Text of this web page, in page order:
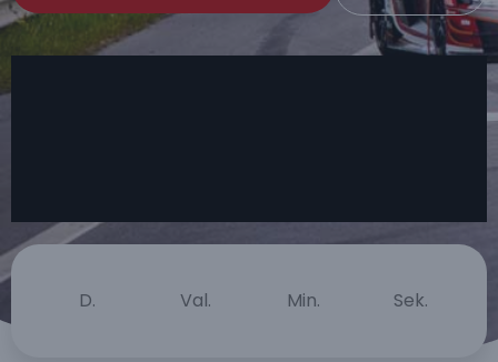
D. Val. Min. Sek.